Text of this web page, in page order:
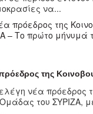
να...
της
νέα πρόεδρος
Ομάδας του ΣΥΡΙΖΑ,